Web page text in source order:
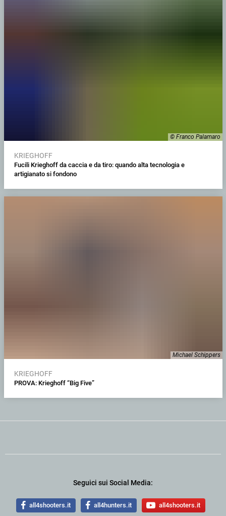
© Franco Palamaro
KRIEGHOFF
Fucili Krieghoff da caccia e da tiro: quando alta tecnologia e
artigianato si fondono
Michael Schippers
KRIEGHOFF
PROVA: Krieghoff “Big Five”
Seguici sui Social Media:
all4shooters.it all4hunters.it all4shooters.it